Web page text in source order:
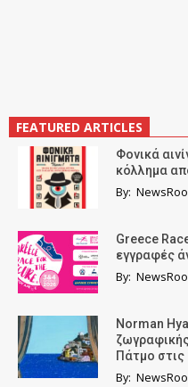
FEATURED ARTICLES
Φονικά
κόλλημα
By:
Greece
εγγραφές
By:
Norman
Πάτμο στις
By: